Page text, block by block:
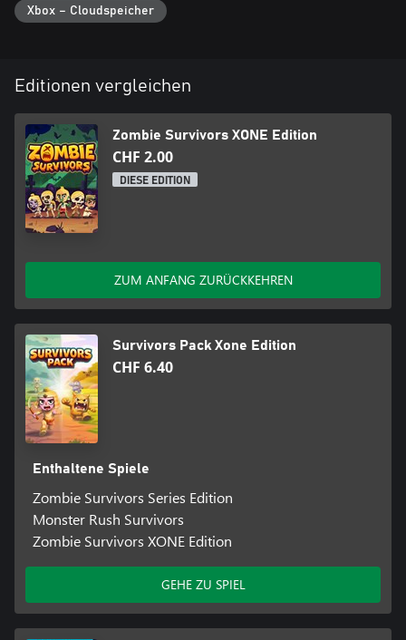
Xbox – Cloudspeicher
Editionen vergleichen
Zombie Survivors XONE Edition
CHF 2.00
DIESE EDITION
ZUM ANFANG ZURÜCKKEHREN
Survivors Pack Xone Edition
CHF 6.40
Enthaltene Spiele
Zombie Survivors Series Edition
Monster Rush Survivors
Zombie Survivors XONE Edition
GEHE ZU SPIEL